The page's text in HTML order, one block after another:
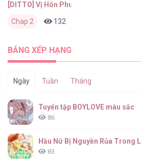
[DITTO] Vị Hôn Phu Dễ Xấu Hổ Của Tôi
Chap 2 132
BẢNG XẾP HẠNG
Ngày Tuần Tháng
Tuyển tập BOYLOVE màu sắc
86
Hầu Nữ Bị Nguyền Rủa Trong
83